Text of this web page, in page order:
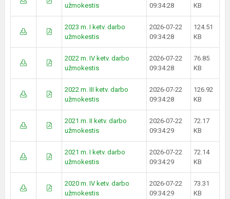
užmokestis
09:34:28
KB
2023 m. I ketv. darbo
užmokestis
2026-07-22
09:34:28
124.51
KB
2022 m. IV ketv. darbo
užmokestis
2026-07-22
09:34:28
76.85
KB
2022 m. III ketv. darbo
užmokestis
2026-07-22
09:34:28
126.92
KB
2021 m. II ketv. darbo
užmokestis
2026-07-22
09:34:29
72.17
KB
2021 m. I ketv. darbo
užmokestis
2026-07-22
09:34:29
72.14
KB
2020 m. IV ketv. darbo
užmokestis
2026-07-22
09:34:29
73.31
KB